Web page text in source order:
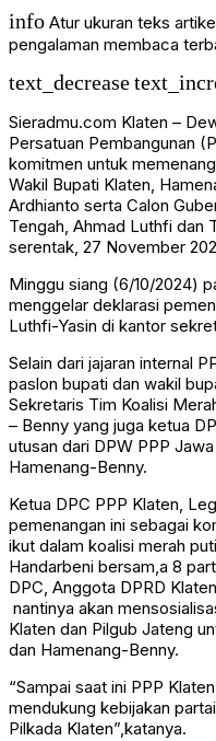
info Atur ukuran teks
pengalaman membaca
text_decrease
Sieradmu.com Klaten –
Persatuan Pembangunan
komitmen untuk
Wakil Bupati Klaten,
Ardhianto serta Calon
Tengah, Ahmad Luthfi dan
serentak, 27 November
Minggu siang (6/10/2024)
menggelar deklarasi
Luthfi-Yasin di kantor
Selain dari jajaran internal
paslon bupati dan wakil
Sekretaris Tim Koalisi
– Benny yang juga ketua
utusan dari DPW PPP
Hamenang-Benny.
Ketua DPC PPP Klaten,
pemenangan ini sebagai
ikut dalam koalisi merah
Handarbeni bersam,a 8
DPC, Anggota DPRD
nantinya akan
Klaten dan Pilgub Jateng
dan Hamenang-Benny.
“Sampai saat ini PPP
mendukung kebijakan
Pilkada Klaten”,katanya.